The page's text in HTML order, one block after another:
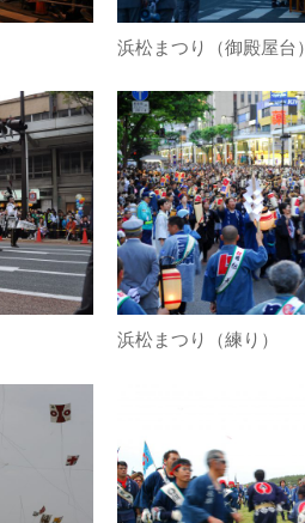
浜松まつり（御殿屋台）
浜松まつり（練り）